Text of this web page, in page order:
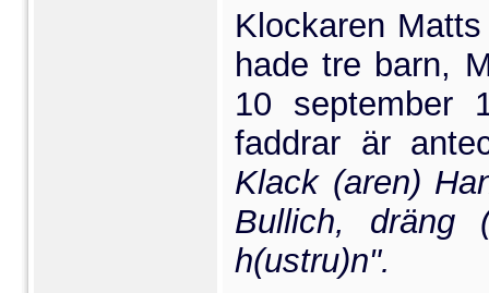
Klockaren
hade tre barn,
10 september
faddrar är
Klack (aren)
Bullich, dräng
h(ustru)n".